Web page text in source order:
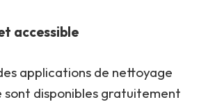
accessible
applications de nettoyage
sont disponibles gratuitement